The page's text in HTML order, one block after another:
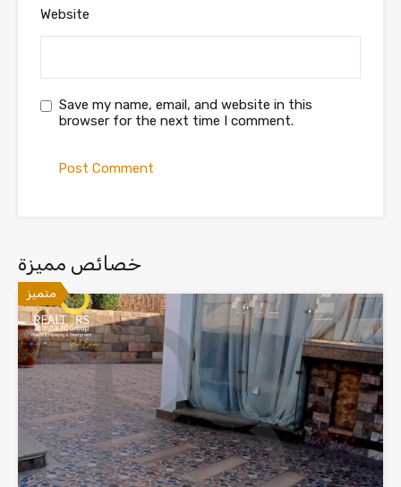
Website
Save my name, email, and website in this
browser for the next time I comment.
خصائص مميزة
متميز